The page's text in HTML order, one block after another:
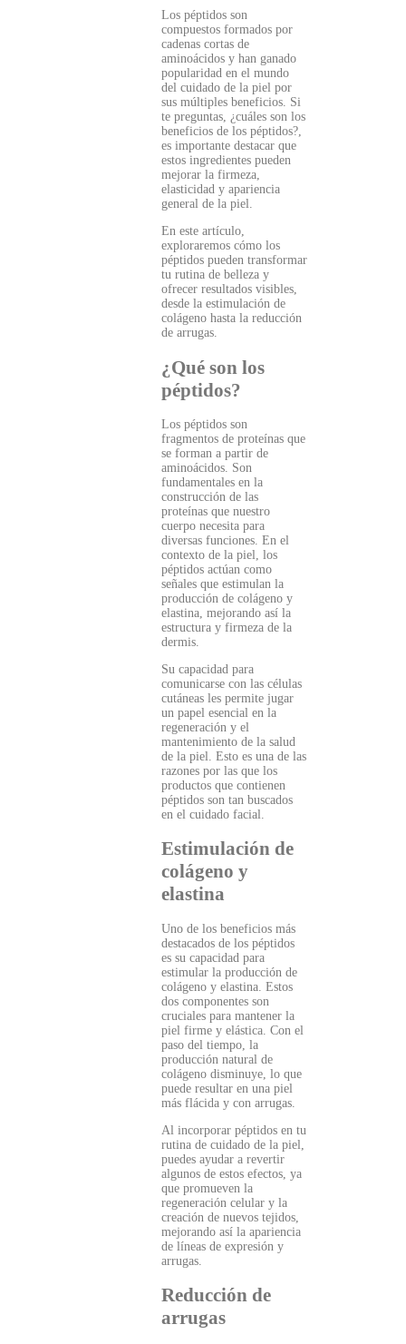
Los péptidos son
compuestos formados por
cadenas cortas de
aminoácidos y han ganado
popularidad en el mundo
del cuidado de la piel por
sus múltiples beneficios. Si
te preguntas, ¿cuáles son los
beneficios de los péptidos?,
es importante destacar que
estos ingredientes pueden
mejorar la firmeza,
elasticidad y apariencia
general de la piel.
En este artículo,
exploraremos cómo los
péptidos pueden transformar
tu rutina de belleza y
ofrecer resultados visibles,
desde la estimulación de
colágeno hasta la reducción
de arrugas.
¿Qué son los
péptidos?
Los péptidos son
fragmentos de proteínas que
se forman a partir de
aminoácidos. Son
fundamentales en la
construcción de las
proteínas que nuestro
cuerpo necesita para
diversas funciones. En el
contexto de la piel, los
péptidos actúan como
señales que estimulan la
producción de colágeno y
elastina, mejorando así la
estructura y firmeza de la
dermis.
Su capacidad para
comunicarse con las células
cutáneas les permite jugar
un papel esencial en la
regeneración y el
mantenimiento de la salud
de la piel. Esto es una de las
razones por las que los
productos que contienen
péptidos son tan buscados
en el cuidado facial.
Estimulación de
colágeno y
elastina
Uno de los beneficios más
destacados de los péptidos
es su capacidad para
estimular la producción de
colágeno y elastina. Estos
dos componentes son
cruciales para mantener la
piel firme y elástica. Con el
paso del tiempo, la
producción natural de
colágeno disminuye, lo que
puede resultar en una piel
más flácida y con arrugas.
Al incorporar péptidos en tu
rutina de cuidado de la piel,
puedes ayudar a revertir
algunos de estos efectos, ya
que promueven la
regeneración celular y la
creación de nuevos tejidos,
mejorando así la apariencia
de líneas de expresión y
arrugas.
Reducción de
arrugas